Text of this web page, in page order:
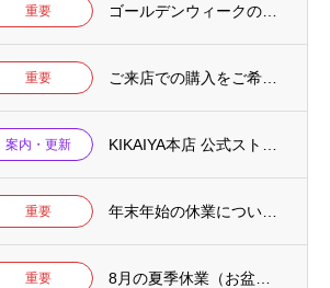
重要
重要
案内・更新
重要
重要